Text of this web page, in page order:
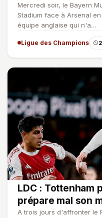
Mercredi soir, le Bayern
Stadium face à Arsenal
équipe anglaise qui n'a…
Ligue des Champions
LDC : Tottenham
prépare mal son
A trois jours d'affronter le